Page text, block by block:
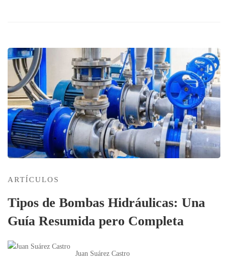
ARTÍCULOS
Tipos de Bombas Hidráulicas: Una
Guía Resumida pero Completa
Juan Suárez Castro